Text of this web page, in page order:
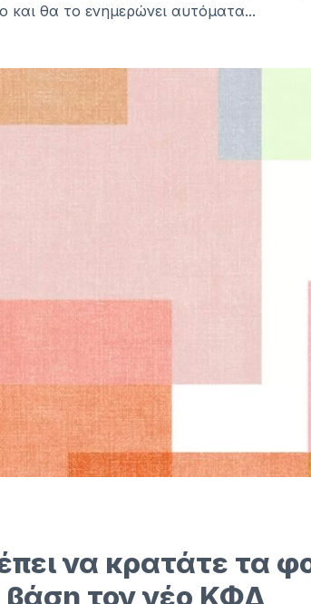
και θα το ενημερώνει αυτόματα...
να κρατάτε τα
βάση τον νέο ΚΦΔ